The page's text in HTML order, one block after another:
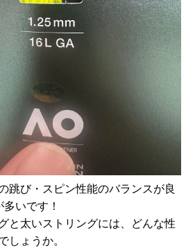
跳び・スピン性能のバランスが良
いです！
と太いストリングには、どんな性
しょうか。